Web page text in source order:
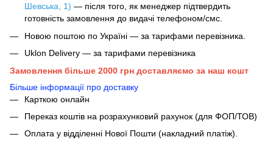
Шевська, 1) — після того, як менеджер підтвердить
готовність замовлення до видачі телефоном/смс.
Новою поштою по Україні — за тарифами перевізника.
Uklon Delivery — за тарифами перевізника
Замовлення більше 2000 грн доставляємо за наш кошт
Більше інформації про доставку
Карткою онлайн
Переказ коштів на розрахунковий рахунок (для ФОП/ТОВ)
Оплата у відділенні Нової Пошти (накладний платіж).